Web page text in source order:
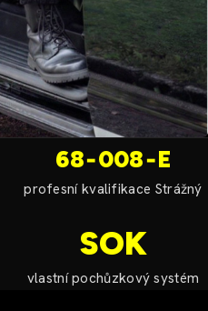
68‑008‑E
profesní kvalifikace Strážný
SOK
vlastní pochůzkový systém